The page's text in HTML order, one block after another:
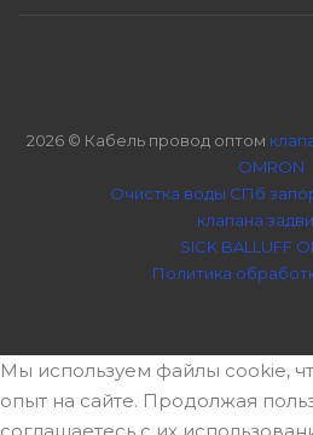
2026 © Кабель провод оптом
OMRON
Очистка воды СПб
клапана
SICK BALLUFF
Политика
Мы используем файлы cookie,
опыт на сайте. Продолжая